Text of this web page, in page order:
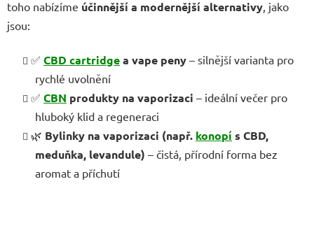
toho nabízíme účinnější a modernější alternativy, jako
jsou:
✅ CBD cartridgea vape peny – silnější varianta pro
rychlé uvolnění
✅ CBN produkty na vaporizaci – ideální večer pro
hluboký klid a regeneraci
🌿 Bylinky na vaporizaci (např. konopí s CBD,
meduňka, levandule) – čistá, přírodní forma bez
aromat a příchutí